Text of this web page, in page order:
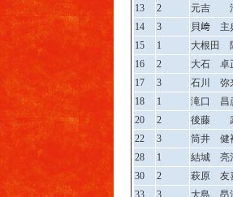
13
2
元吉
14
3
貝﨑 主
15
1
大根田
16
2
大石 卓
17
3
石川 弥
18
1
滝口 昌
20
2
後藤
22
3
筒井 健
28
1
結城 亮
30
2
萩原 友
33
3
大島 昂